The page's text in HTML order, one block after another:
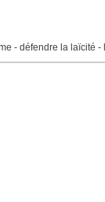
- défendre la laïcité